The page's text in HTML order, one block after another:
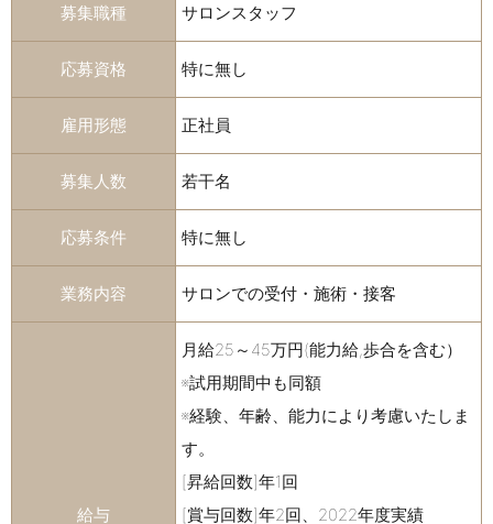
募集職種 サロンスタッフ
応募資格 特に無し
雇用形態 正社員
募集人数 若干名
応募条件 特に無し
業務内容 サロンでの受付・施術・接客
給与
月給25～45万円(能力給,歩合を含む）
※試用期間中も同額
※経験、年齢、能力により考慮いたしま
す。
[昇給回数]年1回
[賞与回数]年2回、2022年度実績